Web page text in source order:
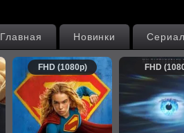
Новинки
Главная
FHD (1080p) FHD